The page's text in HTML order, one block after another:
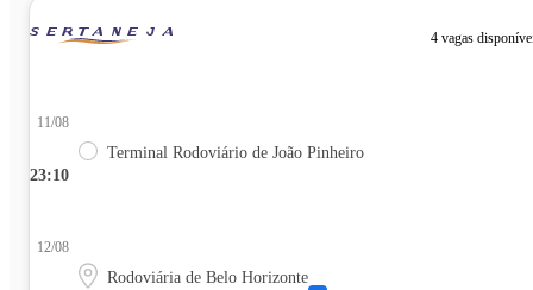
4 vagas
23:10
11/08
Terminal Rodoviário de João Pinheiro
12/08
Rodoviária de Belo Horizonte